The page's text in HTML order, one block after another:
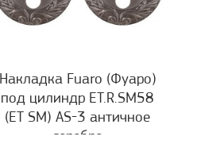
Накладка Fuaro (Фуаро)
под цилиндр ET.R.SM58
(ET SM) AS-3 античное
серебро